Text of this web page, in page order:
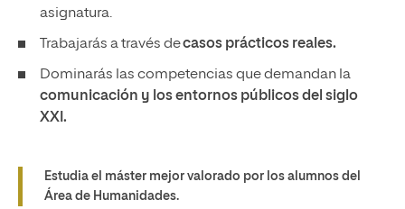
asignatura.
Trabajarás a través decasos prácticos reales.
Dominarás las competencias que demandan la
comunicación y los entornos públicos del siglo
XXI.
Estudia el máster mejor valorado por los alumnos del
Área de Humanidades.